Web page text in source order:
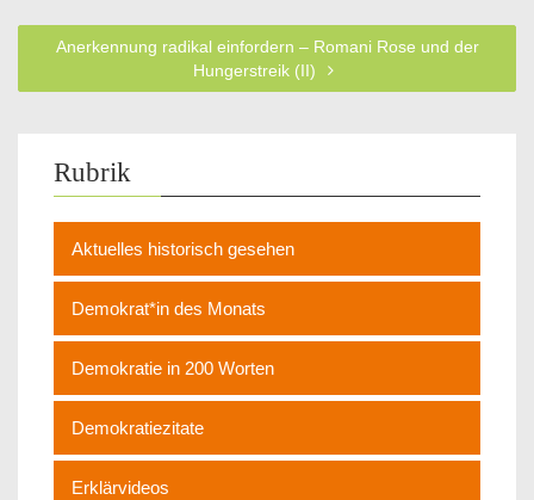
Anerkennung radikal einfordern – Romani Rose und der
Hungerstreik (II)
Rubrik
Aktuelles historisch gesehen
Demokrat*in des Monats
Demokratie in 200 Worten
Demokratiezitate
Erklärvideos